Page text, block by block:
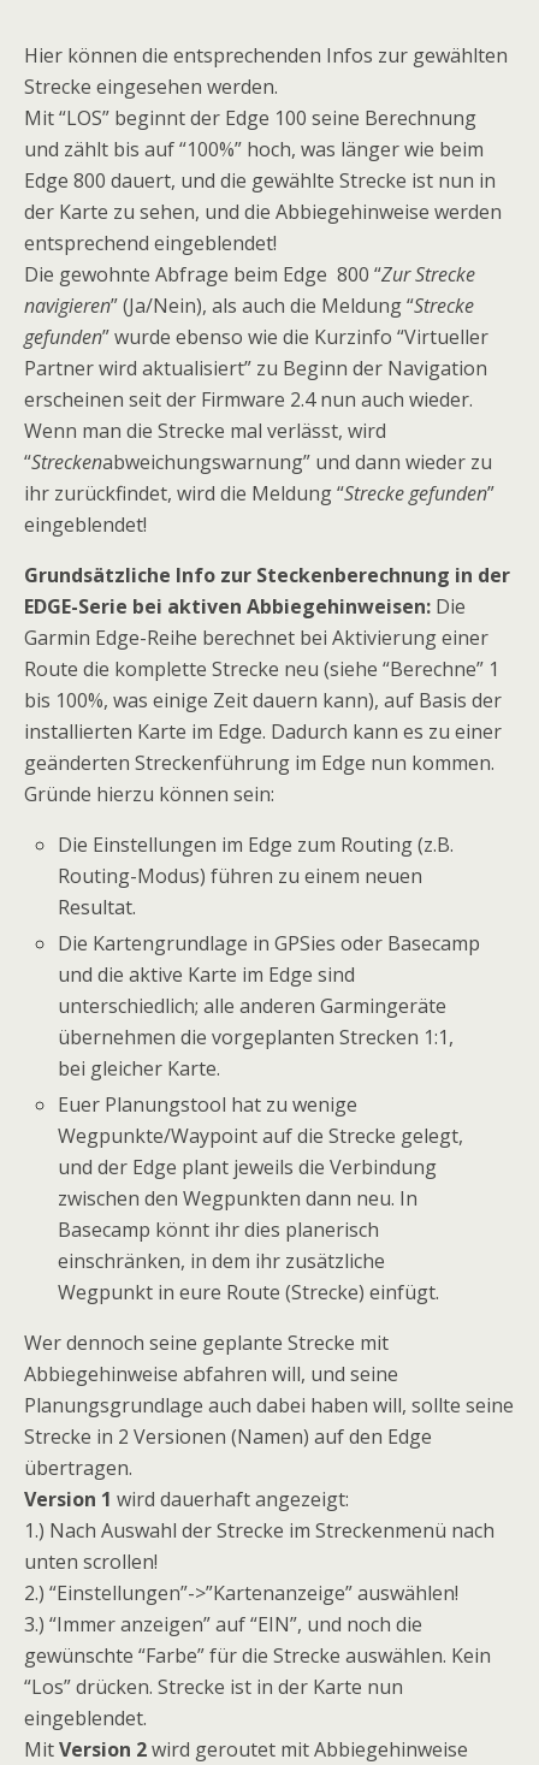
Hier können die entsprechenden Infos zur gewählten
Strecke eingesehen werden.
Mit “LOS” beginnt der Edge 100 seine Berechnung
und zählt bis auf “100%” hoch, was länger wie beim
Edge 800 dauert, und die gewählte Strecke ist nun in
der Karte zu sehen, und die Abbiegehinweise werden
entsprechend eingeblendet!
Die gewohnte Abfrage beim Edge 800 “Zur Strecke
navigieren” (Ja/Nein), als auch die Meldung “Strecke
gefunden” wurde ebenso wie die Kurzinfo “Virtueller
Partner wird aktualisiert” zu Beginn der Navigation
erscheinen seit der Firmware 2.4 nun auch wieder.
Wenn man die Strecke mal verlässt, wird
“Streckenabweichungswarnung” und dann wieder zu
ihr zurückfindet, wird die Meldung “Strecke gefunden”
eingeblendet!
Grundsätzliche Info zur Steckenberechnung in der
EDGE-Serie bei aktiven Abbiegehinweisen: Die
Garmin Edge-Reihe berechnet bei Aktivierung einer
Route die komplette Strecke neu (siehe “Berechne” 1
bis 100%, was einige Zeit dauern kann), auf Basis der
installierten Karte im Edge. Dadurch kann es zu einer
geänderten Streckenführung im Edge nun kommen.
Gründe hierzu können sein:
Die Einstellungen im Edge zum Routing (z.B.
Routing-Modus) führen zu einem neuen
Resultat.
Die Kartengrundlage in GPSies oder Basecamp
und die aktive Karte im Edge sind
unterschiedlich; alle anderen Garmingeräte
übernehmen die vorgeplanten Strecken 1:1,
bei gleicher Karte.
Euer Planungstool hat zu wenige
Wegpunkte/Waypoint auf die Strecke gelegt,
und der Edge plant jeweils die Verbindung
zwischen den Wegpunkten dann neu. In
Basecamp könnt ihr dies planerisch
einschränken, in dem ihr zusätzliche
Wegpunkt in eure Route (Strecke) einfügt.
Wer dennoch seine geplante Strecke mit
Abbiegehinweise abfahren will, und seine
Planungsgrundlage auch dabei haben will, sollte seine
Strecke in 2 Versionen (Namen) auf den Edge
übertragen.
Version 1 wird dauerhaft angezeigt:
1.) Nach Auswahl der Strecke im Streckenmenü nach
unten scrollen!
2.) “Einstellungen”->”Kartenanzeige” auswählen!
3.) “Immer anzeigen” auf “EIN”, und noch die
gewünschte “Farbe” für die Strecke auswählen. Kein
“Los” drücken. Strecke ist in der Karte nun
eingeblendet.
MitVersion 2wird geroutet mit Abbiegehinweise